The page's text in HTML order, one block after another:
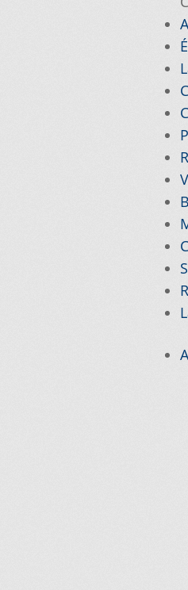
JOINDRE LE SERVICE À LA
POUR QUEL TYPE D’APPAREIL
TRUCS ET